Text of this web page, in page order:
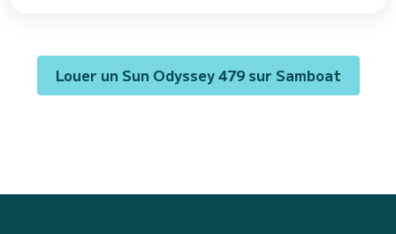
Louer un Sun Odyssey 479 sur Samboat